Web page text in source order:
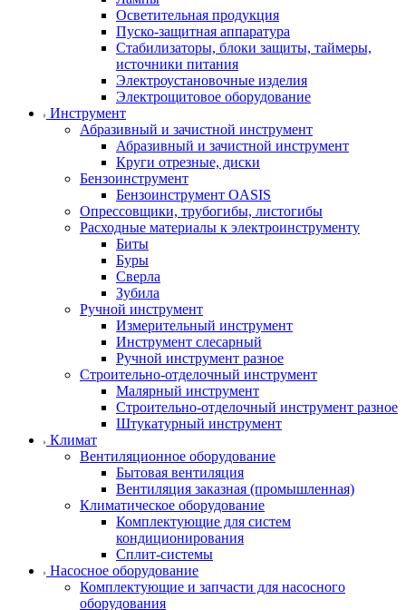
Осветительная продукция
Пуско-защитная аппаратура
Стабилизаторы, блоки защиты, таймеры,
источники питания
Электроустановочные изделия
Электрощитовое оборудование
Инструмент
Абразивный и зачистной инструмент
Абразивный и зачистной инструмент
Круги отрезные, диски
Бензоинструмент
Бензоинструмент OASIS
Опрессовщики, трубогибы, листогибы
Расходные материалы к электроинструменту
Биты
Буры
Сверла
Зубила
Ручной инструмент
Измерительный инструмент
Инструмент слесарный
Ручной инструмент разное
Строительно-отделочный инструмент
Малярный инструмент
Строительно-отделочный инструмент разное
Штукатурный инструмент
Климат
Вентиляционное оборудование
Бытовая вентиляция
Вентиляция заказная (промышленная)
Климатическое оборудование
Комплектующие для систем
кондиционирования
Сплит-системы
Насосное оборудование
Комплектующие и запчасти для насосного
оборудования